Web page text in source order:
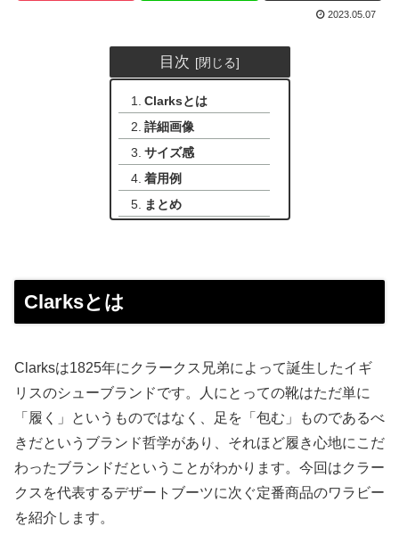
2023.05.07
目次
Clarksとは
詳細画像
サイズ感
着用例
まとめ
Clarksとは
Clarksは1825年にクラークス兄弟によって誕生したイギ
リスのシューブランドです。人にとっての靴はただ単に
「履く」というものではなく、足を「包む」ものであるべ
きだというブランド哲学があり、それほど履き心地にこだ
わったブランドだということがわかります。今回はクラー
クスを代表するデザートブーツに次ぐ定番商品のワラビー
を紹介します。